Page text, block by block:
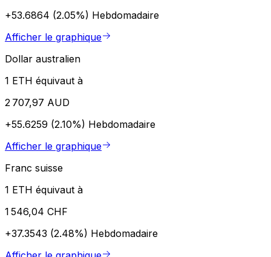
+53.6864 (2.05%) Hebdomadaire
Afficher le graphique
Dollar australien
1 ETH équivaut à
2 707,97 AUD
+55.6259 (2.10%) Hebdomadaire
Afficher le graphique
Franc suisse
1 ETH équivaut à
1 546,04 CHF
+37.3543 (2.48%) Hebdomadaire